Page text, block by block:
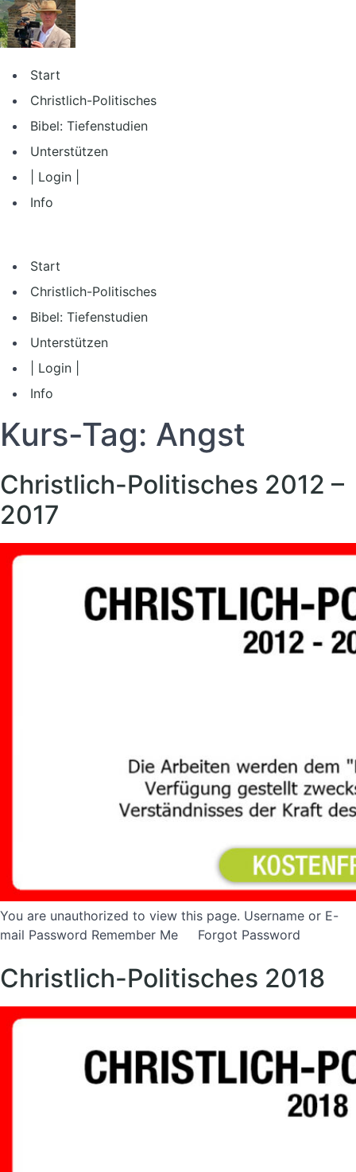
Zum
Inhalt
springen
Start
Christlich-Politisches
Bibel: Tiefenstudien
Unterstützen
| Login |
Info
Start
Christlich-Politisches
Bibel: Tiefenstudien
Unterstützen
| Login |
Info
Kurs-Tag: Angst
Christlich-Politisches 2012 –
2017
You are unauthorized to view this page. Username or E-
mail Password Remember Me Forgot Password
Christlich-Politisches 2018